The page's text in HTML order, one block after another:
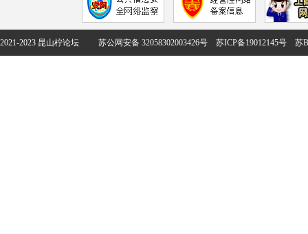
2021-2023 昆山柠论坛 苏公网安备 32058302003426号 苏ICP备19012145号 苏